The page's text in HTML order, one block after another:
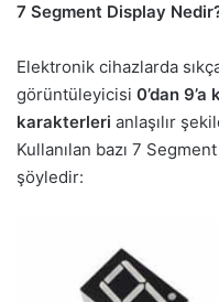
7 Segment Display
Elektronik cihazlarda
görüntüleyicisi 0’dan 9’a
karakterleri anlaşılır
Kullanılan bazı 7
şöyledir: